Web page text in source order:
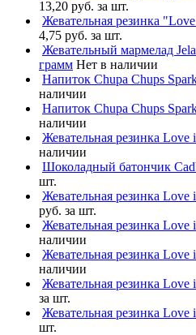
13,20 руб. за шт.
Жевательная резинка
4,75 руб. за шт.
Жевательный мармелад
грамм Нет в наличии
Напиток Chupa Chups
наличии
Напиток Chupa Chups
наличии
Жевательная резинка
наличии
Шоколадный батончик
шт.
Жевательная резинка Love
руб. за шт.
Жевательная резинка
наличии
Жевательная резинка Love
наличии
Жевательная резинка Love
за шт.
Жевательная резинка Love
шт.